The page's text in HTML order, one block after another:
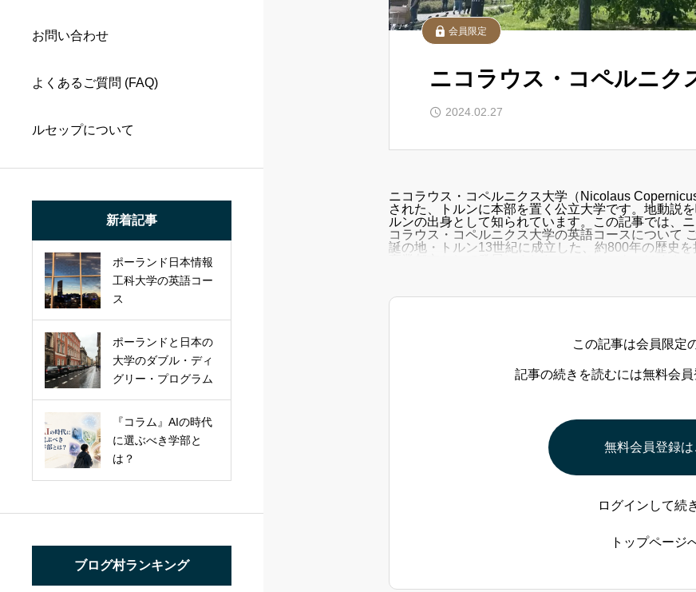
お問い合わせ
よくあるご質問 (FAQ)
ルセップについて
新着記事
ポーランド日本情報
工科大学の英語コー
ス
ポーランドと日本の
大学のダブル・ディ
グリー・プログラム
『コラム』AIの時代
に選ぶべき学部と
は？
ブログ村ランキング
会員限定
ニコラウス・コペルニク
2024.02.27
ニコラウス・コペルニクス大学（Nicolaus
された、トルンに本部を置く公立大学です。地動説
ルンの出身として知られています。この記事では、
コラウス・コペルニクス大学の英語コースについて
誕の地・トルン13世紀に成立した、約800年の歴史
この記事は会員限定
記事の続きを読むには無料会員
無料会員登録は
ログインして続
トップページ